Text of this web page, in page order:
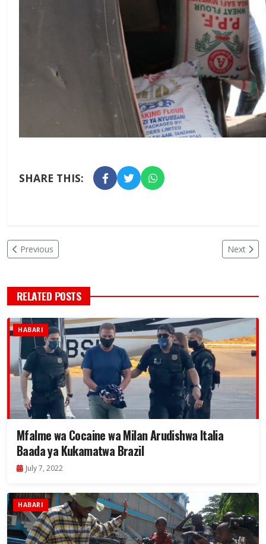
SHARE THIS:
Previous Next
RELATED POSTS
HABARI
Mfalme wa Cocaine wa Milan Arudishwa Italia
Baada ya Kukamatwa Brazil
July 7, 2022
HABARI